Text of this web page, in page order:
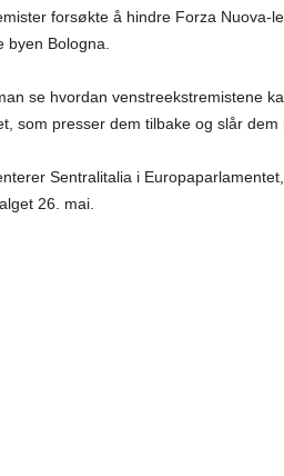
forsøkte å hindre Forza Nuova-
byen Bologna.
se hvordan venstreekstremistene
som presser dem tilbake og slår dem
Sentralitalia i
26. mai.